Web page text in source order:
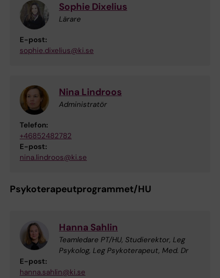
Sophie Dixelius
Lärare
E-post:
sophie.dixelius@ki.se
Nina Lindroos
Administratör
Telefon:
+46852482782
E-post:
nina.lindroos@ki.se
Psykoterapeutprogrammet/HU
Hanna Sahlin
Teamledare PT/HU, Studierektor, Leg
Psykolog, Leg Psykoterapeut, Med. Dr
E-post:
hanna.sahlin@ki.se